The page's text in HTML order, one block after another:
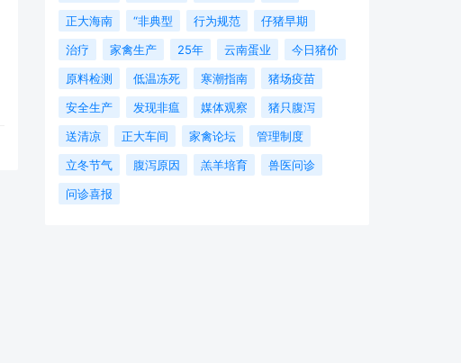
正大海南
“非典型 行为规范
仔猪早期
治疗
家禽生产 25年 云南蛋业
今日猪价
原料检测
低温冻死 寒潮指南
猪场疫苗
安全生产
发现非瘟 媒体观察
猪只腹泻
送清凉
正大车间 家禽论坛
管理制度
立冬节气
腹泻原因 羔羊培育
兽医问诊
问诊喜报